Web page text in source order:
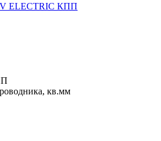
ELECTRIC КПП
кв.мм